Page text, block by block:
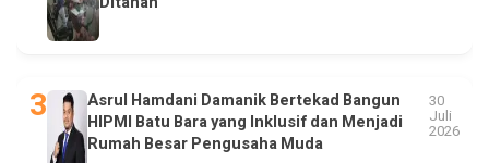
Asrul Hamdani Damanik Bertekad Bangun
HIPMI Batu Bara yang Inklusif dan Menjadi
Rumah Besar Pengusaha Muda
30
Juli
2026